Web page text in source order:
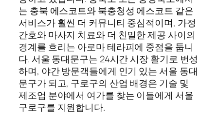
는 충북 에스코트와 북충청성 에스코트 같은
서비스가 훨씬 더 커뮤니티 중심적이며, 가정
간호와 마사지 치료와 더 친밀한 제공 사이의
경계를 흐리는 아로마 테라피에 중점을 둡니
다. 서울 동대문구는 24시간 시장 활기로 번성
하며, 야간 방문객들에게 인기 있는 서울 동대
문구가 되고, 구로구의 산업 배경은 기술 및
제조업 분야에서 여가를 찾는 이들에게 서울
구로구를 지원합니다.